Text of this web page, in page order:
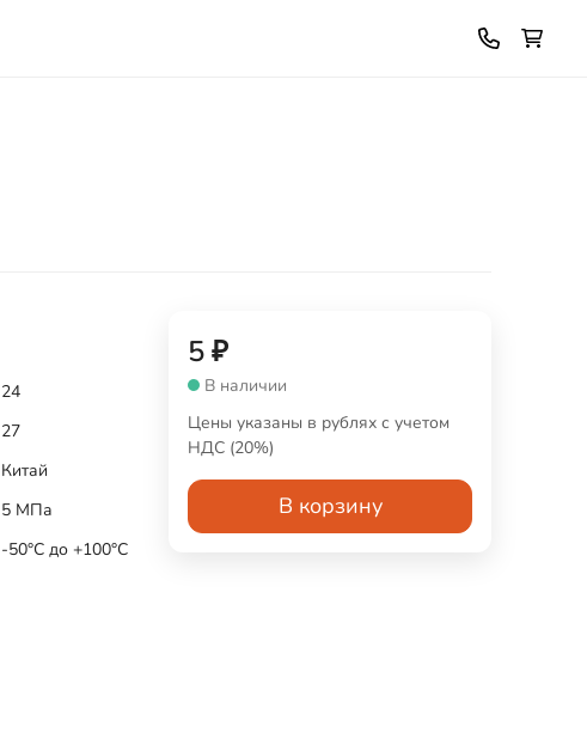
24
27
Китай
5 МПа
-50°С до +100°С
5₽
В наличии
Цены указаны в рублях с учетом
НДС (20%)
В корзину